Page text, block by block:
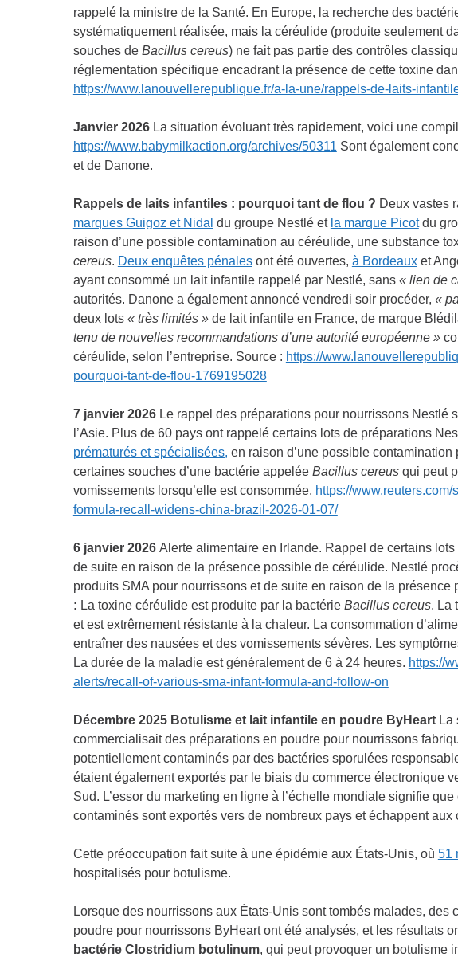
rappelé la ministre de la Santé. En Europe, la recherche des
systématiquement réalisée, mais la céréulide (produite seulement
souches de Bacillus cereus) ne fait pas partie des contrôles
réglementation spécifique encadrant la présence de cette toxine
https://www.lanouvellerepublique.fr/a-la-une/rappels-de-laits-
Janvier 2026La situation évoluant très rapidement, voici une
https://www.babymilkaction.org/archives/50311 Sont également
et de Danone.
Rappels de laits infantiles : pourquoi tant de flou ? Deux vastes
marques Guigoz et Nidal du groupe Nestlé et la marque Picotdu
raison d’une possible contamination au céréulide, une substance
cereus. Deux enquêtes pénalesont été ouvertes, à Bordeauxet
ayant consommé un lait infantile rappelé par Nestlé, sans « lien de
autorités. Danone a également annoncé vendredi soir procéder, «
deux lots « très limités »de lait infantile en France, de marque
tenu de nouvelles recommandations d’une autorité européenne »
céréulide, selon l’entreprise. Source : https://
pourquoi-tant-de-flou-1769195028
7 janvier 2026 Le rappel des préparations pour nourrissons Nestlé
l’Asie. Plus de 60 pays ont rappelé certains lots de préparations
prématurés et spécialisées, en raison d’une possible contamination
certaines souches d’une bactérie appelée Bacillus cereusqui peut
vomissements lorsqu’elle est consommée. https://
formula-recall-widens-china-brazil-2026-01-07/
6 janvier 2026Alerte alimentaire en Irlande. Rappel de certains
de suite en raison de la présence possible de céréulide. Nestlé
produits SMA pour nourrissons et de suite en raison de la présence
: La toxine céréulide est produite par la bactérie Bacillus cereus. La
et est extrêmement résistante à la chaleur. La consommation
entraîner des nausées et des vomissements sévères. Les
La durée de la maladie est généralement de 6 à 24 heures. https://
alerts/recall-of-various-sma-infant-formula-and-follow-on
Décembre 2025 Botulisme et lait infantile en poudre ByHeartLa
commercialisait des préparations en poudre pour nourrissons
potentiellement contaminés par des bactéries sporulées
étaient également exportés par le biais du commerce électronique
Sud. L’essor du marketing en ligne à l’échelle mondiale signifie
contaminés sont exportés vers de nombreux pays et échappent
Cette préoccupation fait suite à une épidémie aux États-Unis, où 51
hospitalisés pour botulisme.
Lorsque des nourrissons aux États-Unis sont tombés malades, des
poudre pour nourrissons ByHeart ont été analysés, et les résultats
bactérie Clostridium botulinum, qui peut provoquer un botulisme